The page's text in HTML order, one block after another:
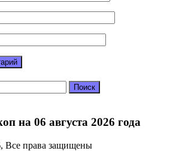
на 06 августа 2026 года
Все права защищены